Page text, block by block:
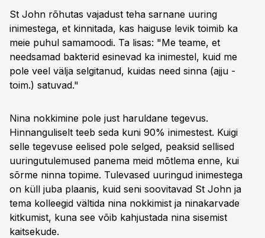
St John rõhutas vajadust teha sarnane uuring
inimestega, et kinnitada, kas haiguse levik toimib ka
meie puhul samamoodi. Ta lisas: "Me teame, et
needsamad bakterid esinevad ka inimestel, kuid me
pole veel välja selgitanud, kuidas need sinna (ajju -
toim.) satuvad."​
Nina nokkimine pole just haruldane tegevus.
Hinnanguliselt teeb seda kuni 90% inimestest. Kuigi
selle tegevuse eelised pole selged, peaksid sellised
uuringutulemused panema meid mõtlema enne, kui
sõrme ninna topime.​ Tulevased uuringud inimestega
on küll juba plaanis, kuid seni soovitavad St John ja
tema kolleegid vältida nina nokkimist ja ninakarvade
kitkumist, kuna see võib kahjustada nina sisemist
kaitsekude.​